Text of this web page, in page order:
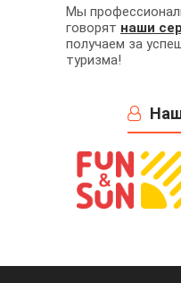
Мы
говорят наши
получаем за
туризма!